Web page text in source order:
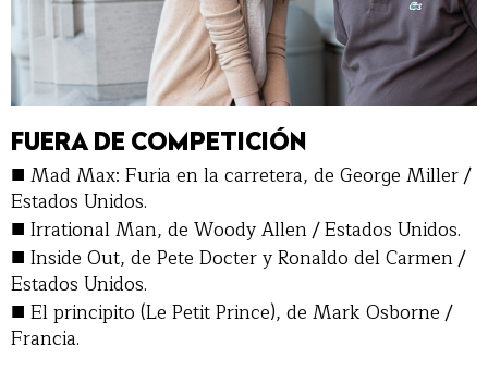
FUERA DE COMPETICIÓN
■ Mad Max: Furia en la carretera, de George Miller /
Estados Unidos.
■ Irrational Man, de Woody Allen / Estados Unidos.
■ Inside Out, de Pete Docter y Ronaldo del Carmen /
Estados Unidos.
■ El principito (Le Petit Prince), de Mark Osborne /
Francia.